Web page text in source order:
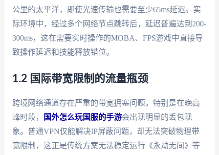
公里的太平洋，即使光速传输也需要至少65ms延迟。实
际环境中，经过多个网络节点跳转后，延迟普遍达到200-
300ms，这在需要实时操作的MOBA、FPS游戏中直接导
致操作延迟和技能释放错位。
1.2 国际带宽限制的流量瓶颈
跨境网络通道存在严重的带宽拥塞问题，特别是在晚高
峰时段，
国外怎么玩国服的手游会出现明显的丢包现
象。普通VPN仅能解决IP屏蔽问题，却无法突破物理带
宽限制，这正是传统方案无法稳定运行《永劫无间》等